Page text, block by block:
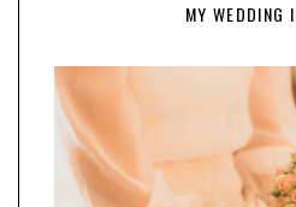
MY WEDDING